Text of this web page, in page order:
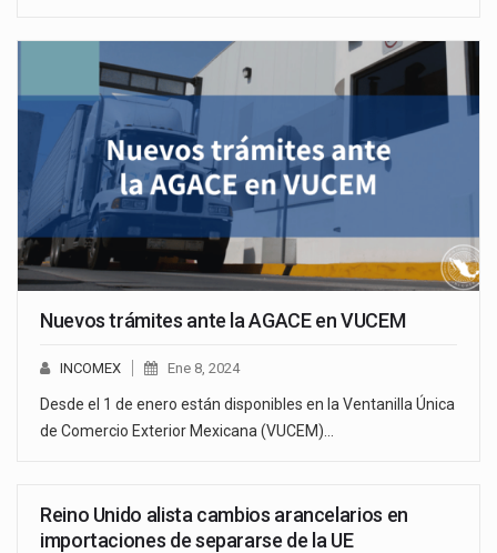
Nuevos trámites ante la AGACE en VUCEM
INCOMEX Ene 8, 2024
Desde el 1 de enero están disponibles en la Ventanilla Única
de Comercio Exterior Mexicana (VUCEM)…
Reino Unido alista cambios arancelarios en
importaciones de separarse de la UE